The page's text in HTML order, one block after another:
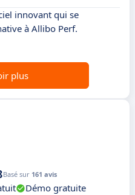
innovant qui se
à Allibo Perf.
plus
Basé sur 161 avis
Démo gratuite